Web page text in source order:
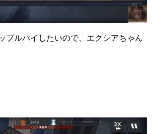
プルパイしたいので、エクシアちゃん